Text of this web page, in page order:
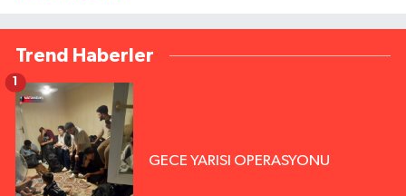
Trend Haberler
GECE YARISI OPERASYONU